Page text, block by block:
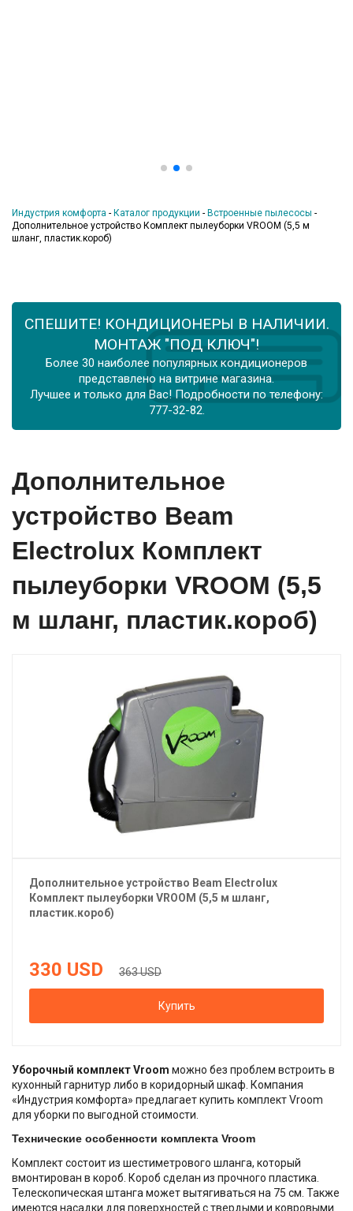
Индустрия комфорта - Каталог продукции - Встроенные пылесосы -
Дополнительное устройство Комплект пылеуборки VROOM (5,5 м
шланг, пластик.короб)
СПЕШИТЕ! КОНДИЦИОНЕРЫ В НАЛИЧИИ.
МОНТАЖ "ПОД КЛЮЧ"!
Более 30 наиболее популярных кондиционеров
представлено на витрине магазина.
Лучшее и только для Вас! Подробности по телефону:
777-32-82.
Дополнительное
устройство Beam
Electrolux Комплект
пылеуборки VROOM (5,5
м шланг, пластик.короб)
Дополнительное устройство Beam Electrolux
Комплект пылеуборки VROOM (5,5 м шланг,
пластик.короб)
330 USD 363 USD
Купить
Уборочный комплект Vroom можно без проблем встроить в
кухонный гарнитур либо в коридорный шкаф. Компания
«Индустрия комфорта» предлагает купить комплект Vroom
для уборки по выгодной стоимости.
Технические особенности комплекта Vroom
Комплект состоит из шестиметрового шланга, который
вмонтирован в короб. Короб сделан из прочного пластика.
Телескопическая штанга может вытягиваться на 75 см. Также
имеются насадки для поверхностей с твердыми и ковровыми